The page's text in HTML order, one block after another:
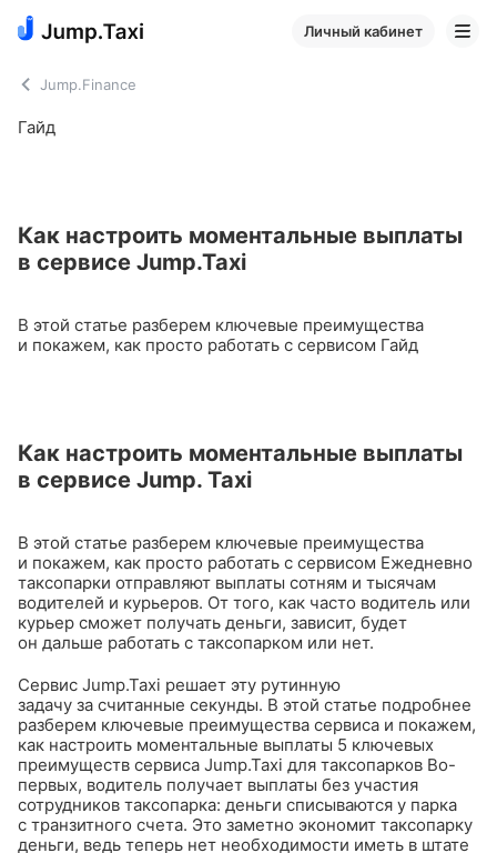
Личный кабинет
Jump.Finance
Гайд
Как настроить моментальные выплаты
в сервисе Jump.Taxi
В этой статье разберем ключевые преимущества
и покажем, как просто работать с сервисом Гайд
Как настроить моментальные выплаты
в сервисе Jump. Taxi
В этой статье разберем ключевые преимущества
и покажем, как просто работать с сервисом Ежедневно
таксопарки отправляют выплаты сотням и тысячам
водителей и курьеров. От того, как часто водитель или
курьер сможет получать деньги, зависит, будет
он дальше работать с таксопарком или нет.
Cервис Jump.Taxi решает эту рутинную
задачу за считанные секунды. В этой статье подробнее
разберем ключевые преимущества сервиса и покажем,
как настроить моментальные выплаты 5 ключевых
преимуществ сервиса Jump.Taxi для таксопарков Во-
первых, водитель получает выплаты без участия
сотрудников таксопарка: деньги списываются у парка
с транзитного счета. Это заметно экономит таксопарку
деньги, ведь теперь нет необходимости иметь в штате